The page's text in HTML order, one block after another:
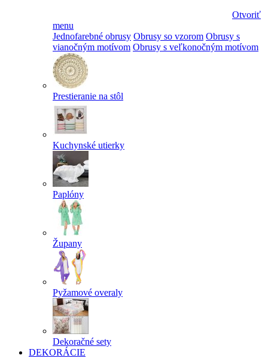
Otvoriť
menu
Jednofarebné obrusy Obrusy so vzorom Obrusy s
vianočným motívom Obrusy s veľkonočným motívom
Prestieranie na stôl
Kuchynské utierky
Paplóny
Župany
Pyžamové overaly
Dekoračné sety
DEKORÁCIE